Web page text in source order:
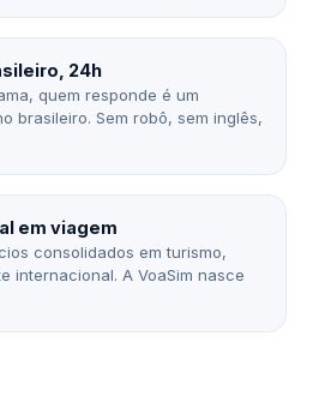
24h
quem responde é um
brasileiro. Sem robô, sem inglês,
em viagem
consolidados em turismo,
internacional. A VoaSim nasce